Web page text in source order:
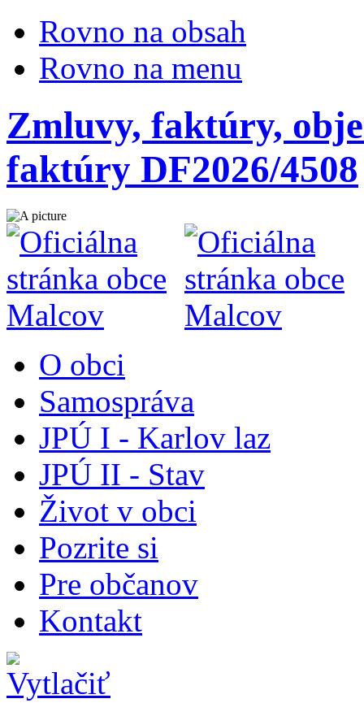
Rovno na obsah
Rovno na menu
Zmluvy, faktúry,
faktúry DF2026/4508
O obci
Samospráva
JPÚ I - Karlov laz
JPÚ II - Stav
Život v obci
Pozrite si
Pre občanov
Kontakt